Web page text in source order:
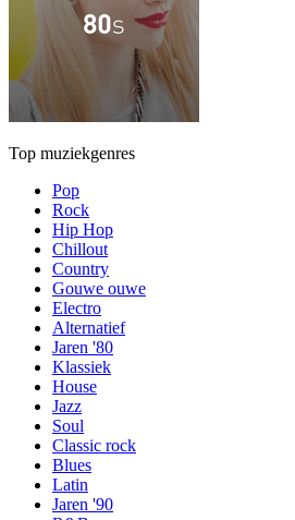
Top muziekgenres
Pop
Rock
Hip Hop
Chillout
Country
Gouwe ouwe
Electro
Alternatief
Jaren '80
Klassiek
House
Jazz
Soul
Classic rock
Blues
Latin
Jaren '90